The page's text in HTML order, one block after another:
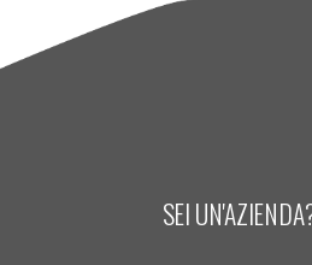
SEI